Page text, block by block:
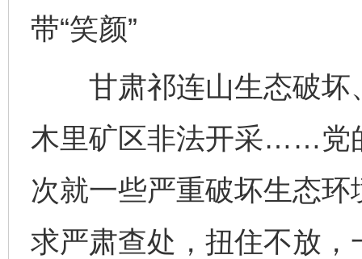
带“笑颜”
甘肃祁连山生态破坏
木里矿区非法开采……党
次就一些严重破坏生态
求严肃查处，扭住不放